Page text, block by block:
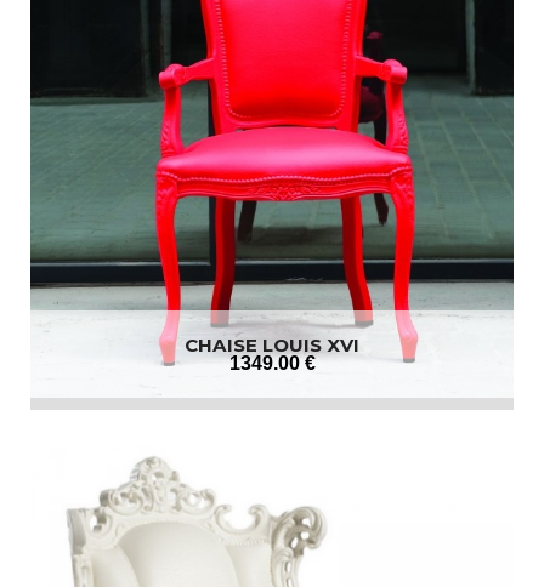
CHAISE LOUIS XVI
1349.00 €